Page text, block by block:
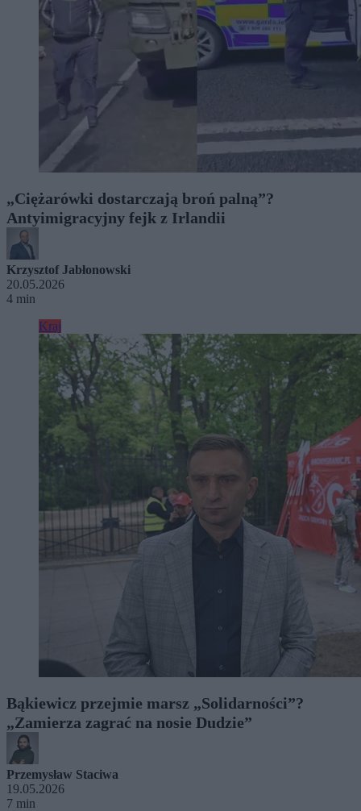
„Ciężarówki dostarczają broń palną”?
Antyimigracyjny fejk z Irlandii
Krzysztof Jabłonowski
20.05.2026
4 min
Kraj
Bąkiewicz przejmie marsz „Solidarności”?
„Zamierza zagrać na nosie Dudzie”
Przemysław Staciwa
19.05.2026
7 min